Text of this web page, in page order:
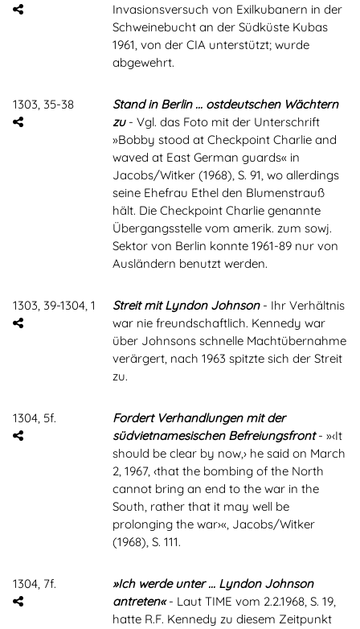
Invasionsversuch von Exilkubanern in der
Schweinebucht an der Südküste Kubas
1961, von der CIA unterstützt; wurde
abgewehrt.
1303, 35-38
Stand in Berlin ... ostdeutschen Wächtern
zu- Vgl. das Foto mit der Unterschrift
»Bobby stood at Checkpoint Charlie and
waved at East German guards« in
Jacobs/Witker (1968), S. 91, wo allerdings
seine Ehefrau Ethel den Blumenstrauß
hält. Die Checkpoint Charlie genannte
Übergangsstelle vom amerik. zum sowj.
Sektor von Berlin konnte 1961-89 nur von
Ausländern benutzt werden.
1303, 39-1304, 1 Streit mit Lyndon Johnson- Ihr Verhältnis
war nie freundschaftlich. Kennedy war
über Johnsons schnelle Machtübernahme
verärgert, nach 1963 spitzte sich der Streit
zu.
1304, 5f.
Fordert Verhandlungen mit der
südvietnamesischen Befreiungsfront- »‹It
should be clear by now,› he said on March
2, 1967, ‹that the bombing of the North
cannot bring an end to the war in the
South, rather that it may well be
prolonging the war›«, Jacobs/Witker
(1968), S. 111.
1304, 7f.
»Ich werde unter ... Lyndon Johnson
antreten«- Laut TIME vom 2.2.1968, S. 19,
hatte R.F. Kennedy zu diesem Zeitpunkt